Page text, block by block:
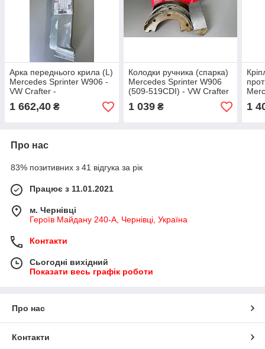
Арка переднього крила (L)
Mercedes Sprinter W906 -
VW Crafter -
KLOKKERHOLM - Данія
1 662,40 ₴
Колодки ручника (спарка)
Mercedes Sprinter W906
(509-519CDI) - VW Crafter
50 - Brembo - Італія - ​​S 50
521
1 039₴ 1
Про нас
83% позитивних з 41 відгука за рік
Працює з 11.01.2021
м. Чернівці
Героїв Майдану 240-А, Чернівці, Україна
Контакти
Сьогодні вихідний
Показати весь графік роботи
Про нас
Контакти